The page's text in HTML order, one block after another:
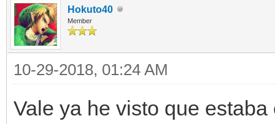
Hokuto40
Member
10-29-2018, 01:24 AM
Vale ya he visto que